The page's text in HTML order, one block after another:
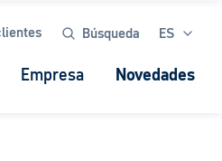
Búsqueda ES
Empresa Novedades